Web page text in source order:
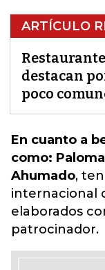
ARTÍCULO
destacan
poco
En cuanto a
como:
Ahumado,
internacional
elaborados
patrocinador.